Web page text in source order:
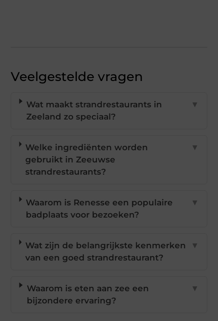
Veelgestelde vragen
Wat maakt strandrestaurants in
Zeeland zo speciaal?
▼
Welke ingrediënten worden
gebruikt in Zeeuwse
strandrestaurants?
▼
Waarom is Renesse een populaire
badplaats voor bezoeken?
▼
Wat zijn de belangrijkste kenmerken
van een goed strandrestaurant?
▼
Waarom is eten aan zee een
bijzondere ervaring?
▼